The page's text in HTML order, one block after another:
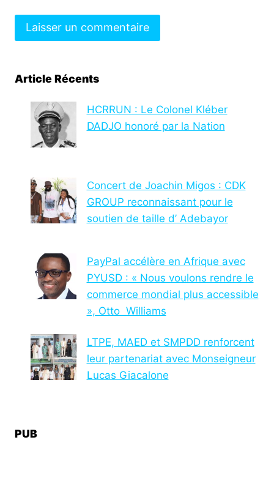
Article Récents
HCRRUN : Le Colonel Kléber
DADJO honoré par la Nation
Concert de Joachin Migos : CDK
GROUP reconnaissant pour le
soutien de taille d’ Adebayor
PayPal accélère en Afrique avec
PYUSD : « Nous voulons rendre le
commerce mondial plus accessible
», Otto Williams
LTPE, MAED et SMPDD renforcent
leur partenariat avec Monseigneur
Lucas Giacalone
PUB